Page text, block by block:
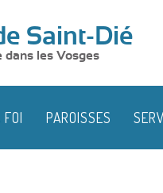
Saint-Dié
dans les Vosges
PAROISSES